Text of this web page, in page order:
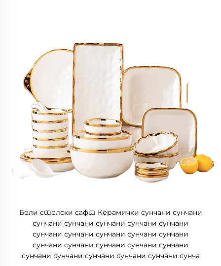
Бели столски сафт Керамички сунчани сунчани
сунчани сунчани сунчани сунчани сунчани
сунчани сунчани сунчани сунчани сунчани
сунчани сунчани сунчани сунчани сунчани
сунчани сунчани сунчани сунчани сунчани сунча